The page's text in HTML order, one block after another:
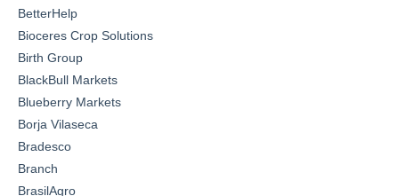
BetterHelp
Bioceres Crop Solutions
Birth Group
BlackBull Markets
Blueberry Markets
Borja Vilaseca
Bradesco
Branch
BrasilAgro